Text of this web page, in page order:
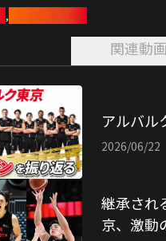
,
関連動画
アルバル
2026/06/22
継承され
京、激動